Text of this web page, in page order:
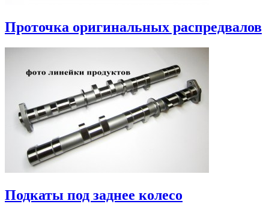
Проточка оригинальных распредвалов
Подкаты под заднее колесо